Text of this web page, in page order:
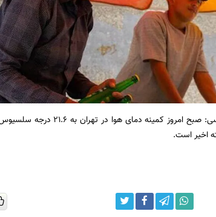
به نقل از ایسنا، سازمان هواشناسی: صبح